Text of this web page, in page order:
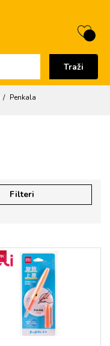
Traži
Penkala
Filteri